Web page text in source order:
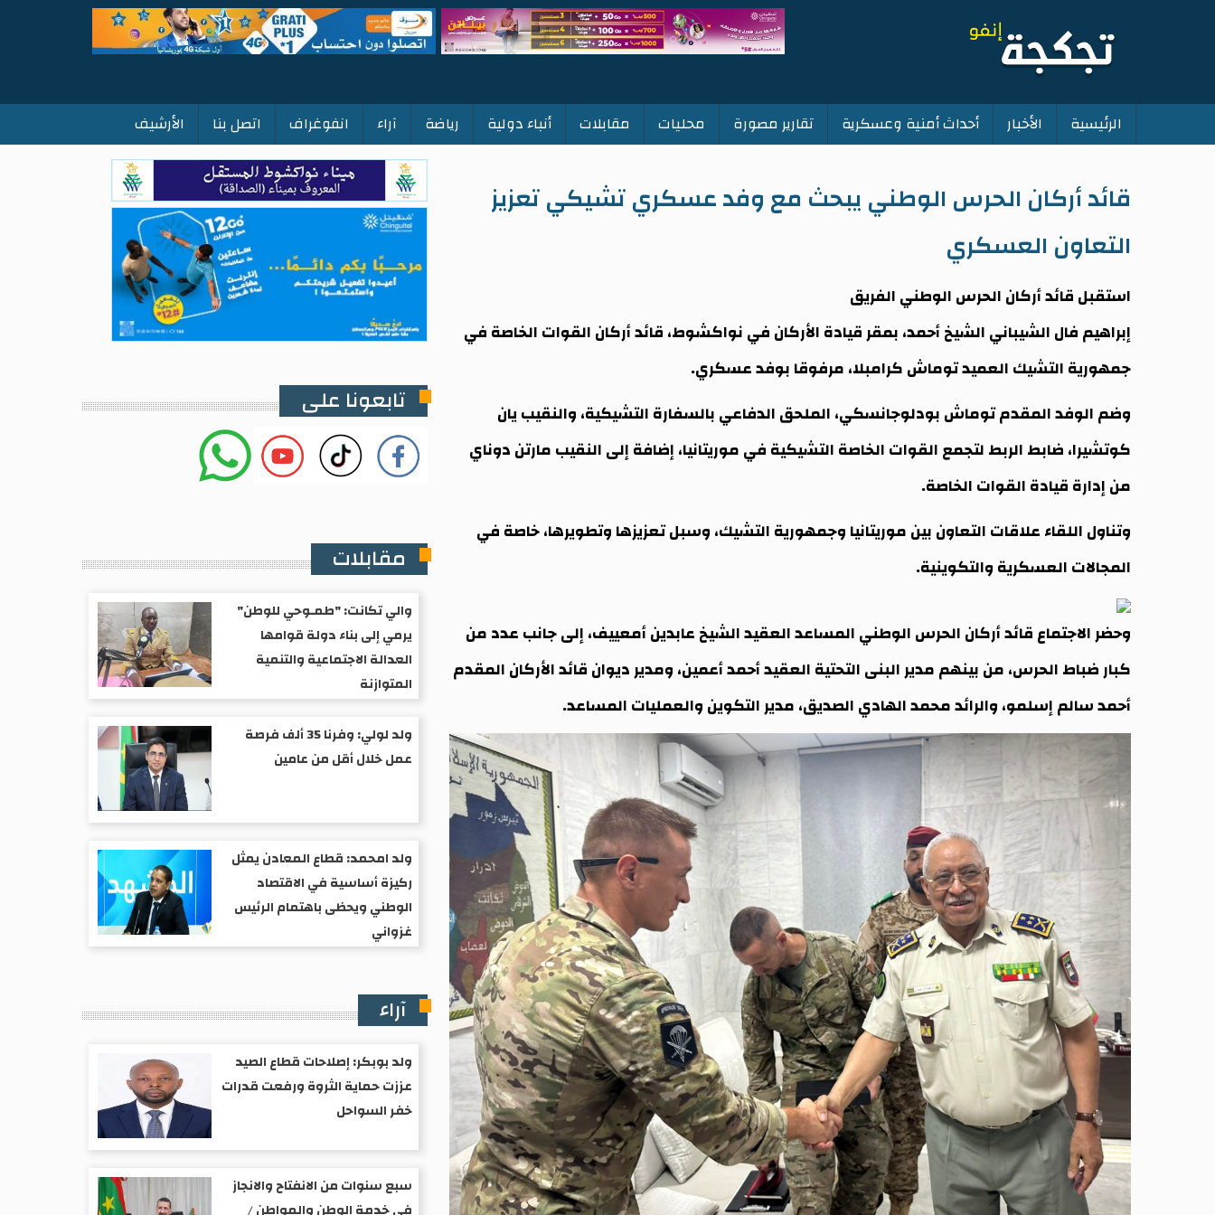
Main
navigation
الرئيسية الأخبار أحداث أمنية وعسكرية تقارير مصورة محليات مقابلات أنباء دولية رياضة آراء انفوغراف اتصل بنا الأرشيف
قائد أركان الحرس الوطني يبحث مع وفد عسكري تشيكي تعزيز
التعاون العسكري
استقبل قائد أركان الحرس الوطني الفريق
إبراهيم فال الشيباني الشيخ أحمد، بمقر قيادة الأركان في نواكشوط، قائد أركان القوات الخاصة في
جمهورية التشيك العميد توماش كرامبلا، مرفوقا بوفد عسكري.
وضم الوفد المقدم توماش بودلوجانسكي، الملحق الدفاعي بالسفارة التشيكية، والنقيب يان
كوتشيرا، ضابط الربط لتجمع القوات الخاصة التشيكية في موريتانيا، إضافة إلى النقيب مارتن دوناي
من إدارة قيادة القوات الخاصة.
وتناول اللقاء علاقات التعاون بين موريتانيا وجمهورية التشيك، وسبل تعزيزها وتطويرها، خاصة في
المجالات العسكرية والتكوينية.
وحضر الاجتماع قائد أركان الحرس الوطني المساعد العقيد الشيخ عابدين أمعييف، إلى جانب عدد من
كبار ضباط الحرس، من بينهم مدير البنى التحتية العقيد أحمد أعمين، ومدير ديوان قائد الأركان المقدم
أحمد سالم إسلمو، والرائد محمد الهادي الصديق، مدير التكوين والعمليات المساعد.
تابعونا على
مقابلات
والي تكانت: "طمـوحي للوطن"
يرمي إلى بناء دولة قوامها
العدالة الاجتماعية والتنمية
المتوازنة
ولد لولي: وفرنا 35 ألف فرصة
عمل خلال أقل من عامين
ولد امحمد: قطاع المعادن يمثل
ركيزة أساسية في الاقتصاد
الوطني ويحظى باهتمام الرئيس
غزواني
آراء
ولد بوبكر: إصلاحات قطاع الصيد
عززت حماية الثروة ورفعت قدرات
خفر السواحل
سبع سنوات من الانفتاح والانجاز